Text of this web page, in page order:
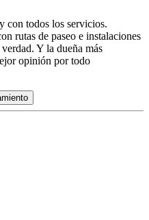
con todos los servicios.
rutas de paseo e instalaciones
Y la dueña más
opinión por todo